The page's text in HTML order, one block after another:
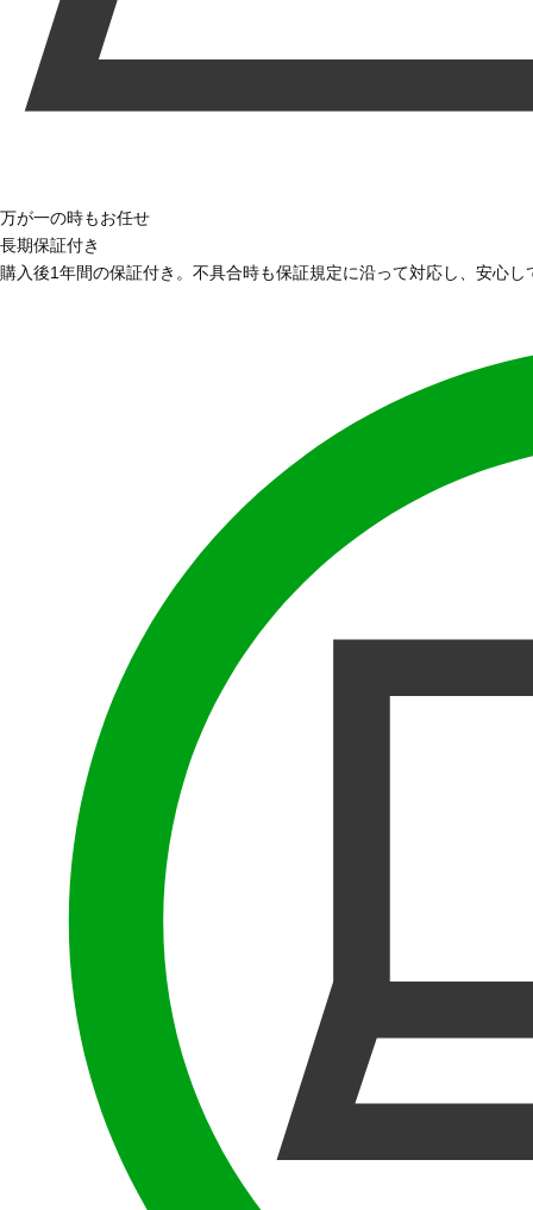
万が一の時もお任せ
長期保証付き
購入後1年間の保証付き。不具合時も保証規定に沿って対応し、安心